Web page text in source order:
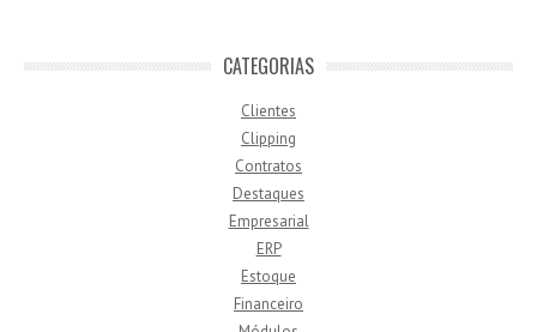
CATEGORIAS
Clientes
Clipping
Contratos
Destaques
Empresarial
ERP
Estoque
Financeiro